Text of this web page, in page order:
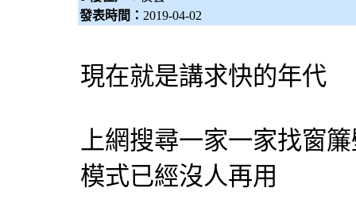
發表時間： 2019-04-02
現在就是講求快的年代
上網搜尋一家一家找窗簾
模式已經沒人再用